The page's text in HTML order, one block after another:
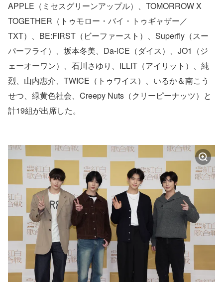
APPLE（ミセスグリーンアップル）、TOMORROW X
TOGETHER（トゥモロー・バイ・トゥギャザー／
TXT）、BE:FIRST（ビーファースト）、Superfly（スー
パーフライ）、坂本冬美、Da-iCE（ダイス）、JO1（ジ
ェーオーワン）、石川さゆり、ILLIT（アイリット）、純
烈、山内惠介、TWICE（トゥワイス）、いるか＆南こう
せつ、緑黄色社会、Creepy Nuts（クリーピーナッツ）と
計19組が出席した。